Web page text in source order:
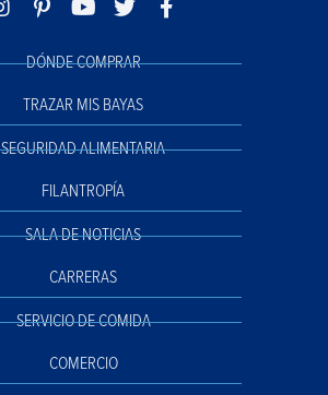
DÓNDE COMPRAR
TRAZAR MIS BAYAS
SEGURIDAD ALIMENTARIA
FILANTROPÍA
SALA DE NOTICIAS
CARRERAS
SERVICIO DE COMIDA
COMERCIO